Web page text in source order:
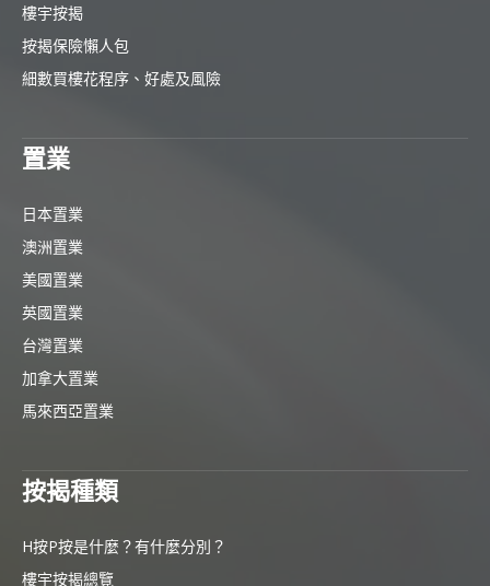
樓宇按揭
按揭保險懶人包
細數買樓花程序、好處及風險
置業
日本置業
澳洲置業
美國置業
英國置業
台灣置業
加拿大置業
馬來西亞置業
按揭種類
H按P按是什麼？有什麼分別？
樓宇按揭總覽